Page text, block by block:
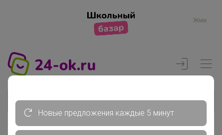
Жми
Новые предложения каждые 5 минут